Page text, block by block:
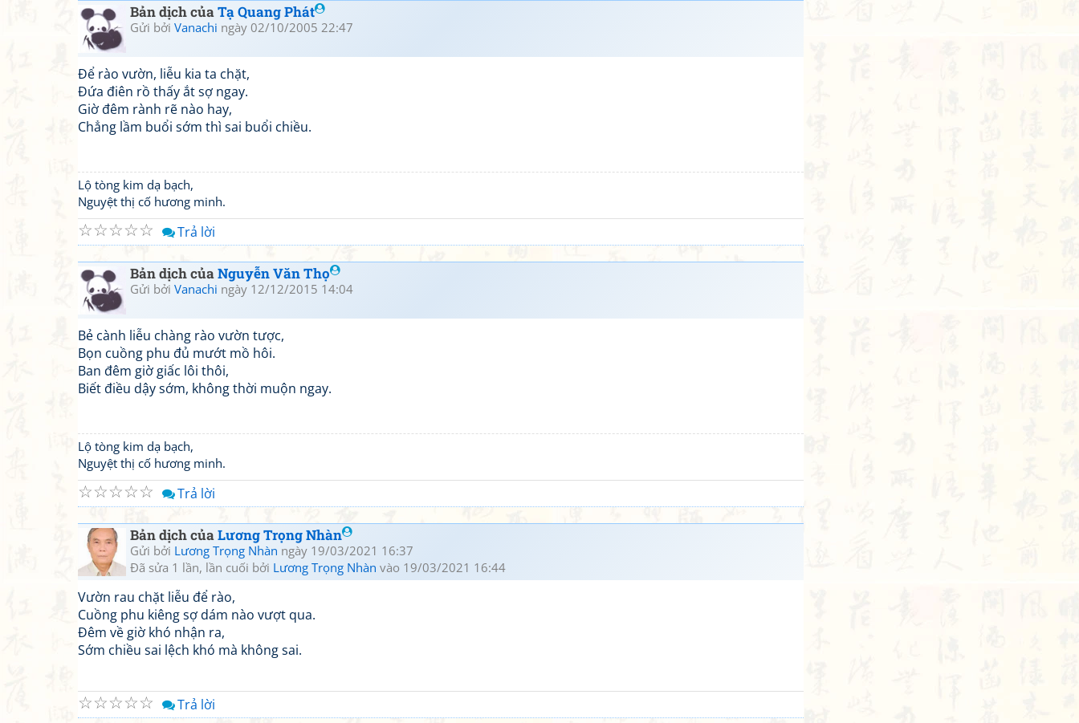
Bản dịch củaTạ Quang Phát
Gửi bởi Vanachi ngày 02/10/2005 22:47
Để rào vườn, liễu kia ta chặt,
Đứa điên rồ thấy ắt sợ ngay.
Giờ đêm rành rẽ nào hay,
Chẳng lầm buổi sớm thì sai buổi chiều.
Lộ tòng kim dạ bạch,
Nguyệt thị cố hương minh.
☆
☆
☆
☆
☆ Trả lời
Bản dịch củaNguyễn Văn Thọ
Gửi bởi Vanachi ngày 12/12/2015 14:04
Bẻ cành liễu chàng rào vườn tược,
Bọn cuồng phu đủ mướt mồ hôi.
Ban đêm giờ giấc lôi thôi,
Biết điều dậy sớm, không thời muộn ngay.
Lộ tòng kim dạ bạch,
Nguyệt thị cố hương minh.
☆
☆
☆
☆
☆ Trả lời
Bản dịch củaLương Trọng Nhàn
Gửi bởi Lương Trọng Nhàn ngày 19/03/2021 16:37
Đã sửa 1 lần, lần cuối bởi Lương Trọng Nhàn vào 19/03/2021 16:44
Vườn rau chặt liễu để rào,
Cuồng phu kiêng sợ dám nào vượt qua.
Đêm về giờ khó nhận ra,
Sớm chiều sai lệch khó mà không sai.
☆
☆
☆
☆
☆ Trả lời